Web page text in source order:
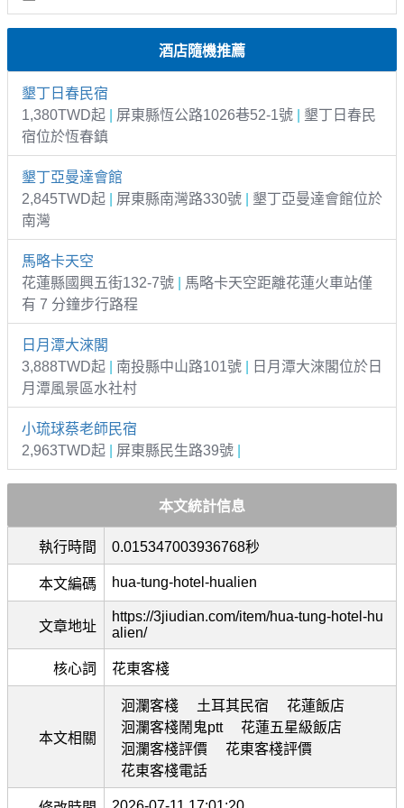
酒店隨機推薦
墾丁日春民宿
1,380TWD起
屏東縣恆公路1026巷52-1號
墾丁日春民
宿位於恆春鎮
墾丁亞曼達會館
2,845TWD起
屏東縣南灣路330號
墾丁亞曼達會館位於
南灣
馬略卡天空
花蓮縣國興五街132-7號
馬略卡天空距離花​​蓮火車站僅
有 7 分鐘步行路程
日月潭大淶閣
3,888TWD起
南投縣中山路101號
日月潭大淶閣位於日
月潭風景區水社村
小琉球蔡老師民宿
2,963TWD起
屏東縣民生路39號
本文統計信息
執行時間 0.015347003936768秒
本文編碼 hua-tung-hotel-hualien
文章地址
https://3jiudian.com/item/hua-tung-hotel-hu
alien/
核心詞 花東客棧
本文相關
洄瀾客棧 土耳其民宿
花蓮飯店
洄瀾客棧鬧鬼ptt
花蓮五星級飯店
洄瀾客棧評價
花東客棧評價
花東客棧電話